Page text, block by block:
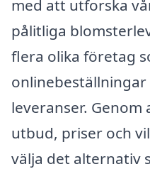
med att utforska
pålitliga
flera olika företag
onlinebeställningar
leveranser.
utbud, priser och
välja det alternativ